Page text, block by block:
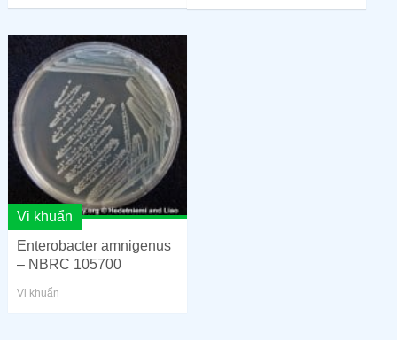
Vi khuẩn
Enterobacter amnigenus
– NBRC 105700
Vi khuẩn